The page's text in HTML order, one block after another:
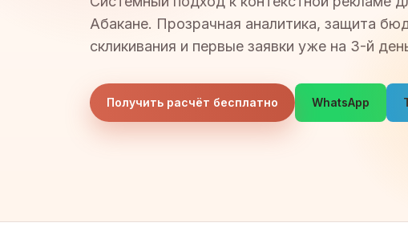
Абакане. Прозрачная аналитика, защита
скликивания и первые заявки уже на 3-й
Получить расчёт бесплатно WhatsApp